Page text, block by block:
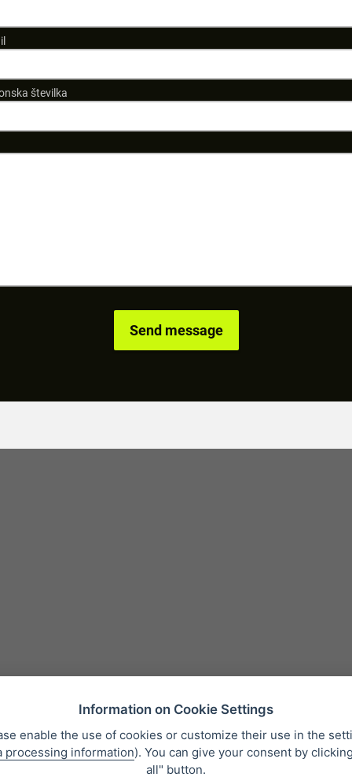
številka
Varstvo osebnih podatkov
Information on Cookie Settings
enable the use of cookies or customize their use in the
processing information). You can give your consent by
all" button.